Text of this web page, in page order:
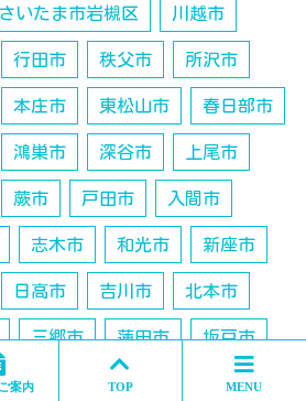
さいたま市岩槻区 川越市
行田市 秩父市 所沢市
本庄市 東松山市 春日部市
鴻巣市 深谷市 上尾市
蕨市 戸田市 入間市
志木市 和光市 新座市
日高市 吉川市 北本市
三郷市 蓮田市 坂戸市
北足立郡伊奈町
案内 TOP MENU